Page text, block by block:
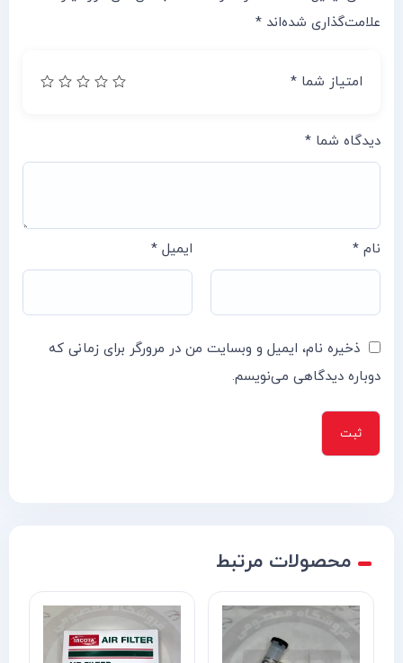
علامت‌گذاری شده‌اند *
امتیاز شما *
دیدگاه شما *
نام * ایمیل *
ذخیره نام، ایمیل و وبسایت من در مرورگر برای زمانی که
دوباره دیدگاهی می‌نویسم.
محصولات مرتبط